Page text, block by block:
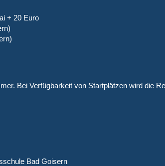
+ 20 Euro
Bei Verfügbarkeit von Startplätzen wird die
Bad Goisern